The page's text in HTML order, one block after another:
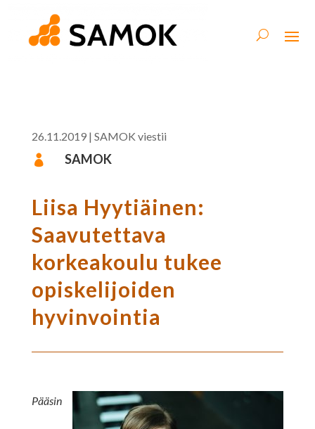
26.11.2019| SAMOK viestii
 SAMOK
Liisa Hyytiäinen:
Saavutettava
korkeakoulu tukee
opiskelijoiden
hyvinvointia
Pääsin